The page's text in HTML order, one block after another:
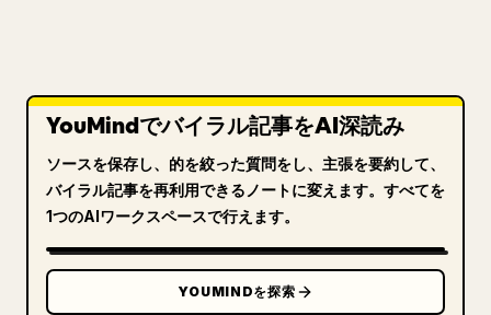
YouMindでバイラル記事をAI深読み
ソースを保存し、的を絞った質問をし、主張を要約して、
バイラル記事を再利用できるノートに変えます。すべてを
1つのAIワークスペースで行えます。
YOUMINDを探索